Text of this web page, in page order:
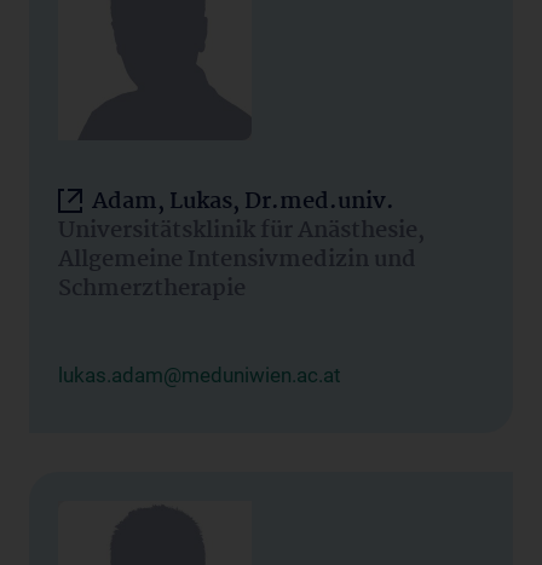
Adam, Lukas, Dr.med.univ.
Universitätsklinik für Anästhesie,
Allgemeine Intensivmedizin und
Schmerztherapie
lukas.adam@meduniwien.ac.at